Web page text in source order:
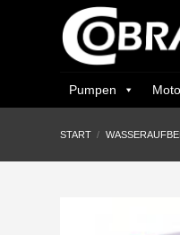
Pumpen
START /